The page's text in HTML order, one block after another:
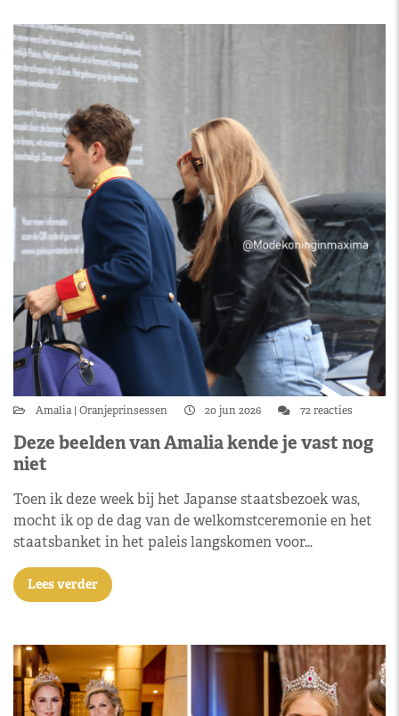
Amalia Oranjeprinsessen 20 jun 2026 72 reacties
Deze beelden van Amalia kende je vast nog
niet
Toen ik deze week bij het Japanse staatsbezoek was,
mocht ik op de dag van de welkomstceremonie en het
staatsbanket in het paleis langskomen voor…
Lees verder